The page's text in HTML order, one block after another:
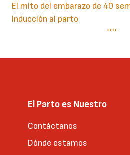
El mito del embarazo de 40
Inducción al parto
Página
‹‹››
El Parto es Nuestro
Contáctanos
Dónde estamos